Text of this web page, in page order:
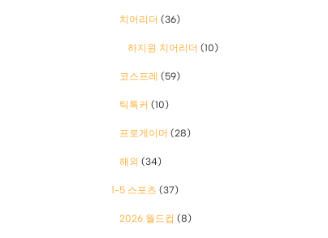
치어리더 (36)
하지원 치어리더 (10)
코스프레 (59)
틱톡커 (10)
프로게이머 (28)
해외 (34)
1-5 스포츠 (37)
2026 월드컵 (8)